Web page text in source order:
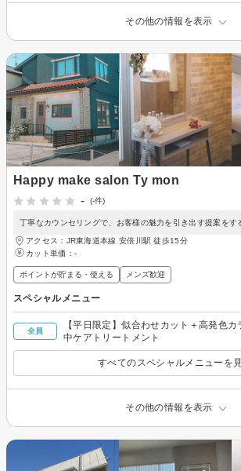
その他の情報を表示
Happy make salon Ty mon
-
(-件)
丁寧なカウンセリングで、お客様の魅力を引き出す提案をす
アクセス：JR東海道本線 安倍川駅 徒歩15分
カット単価： -
ポイントが貯まる・使える メンズ歓迎
スペシャルメニュー
全員
【平日限定】似合わせカット＋高発色カ
中ケアトリートメント
すべてのスペシャルメニューを
その他の情報を表示